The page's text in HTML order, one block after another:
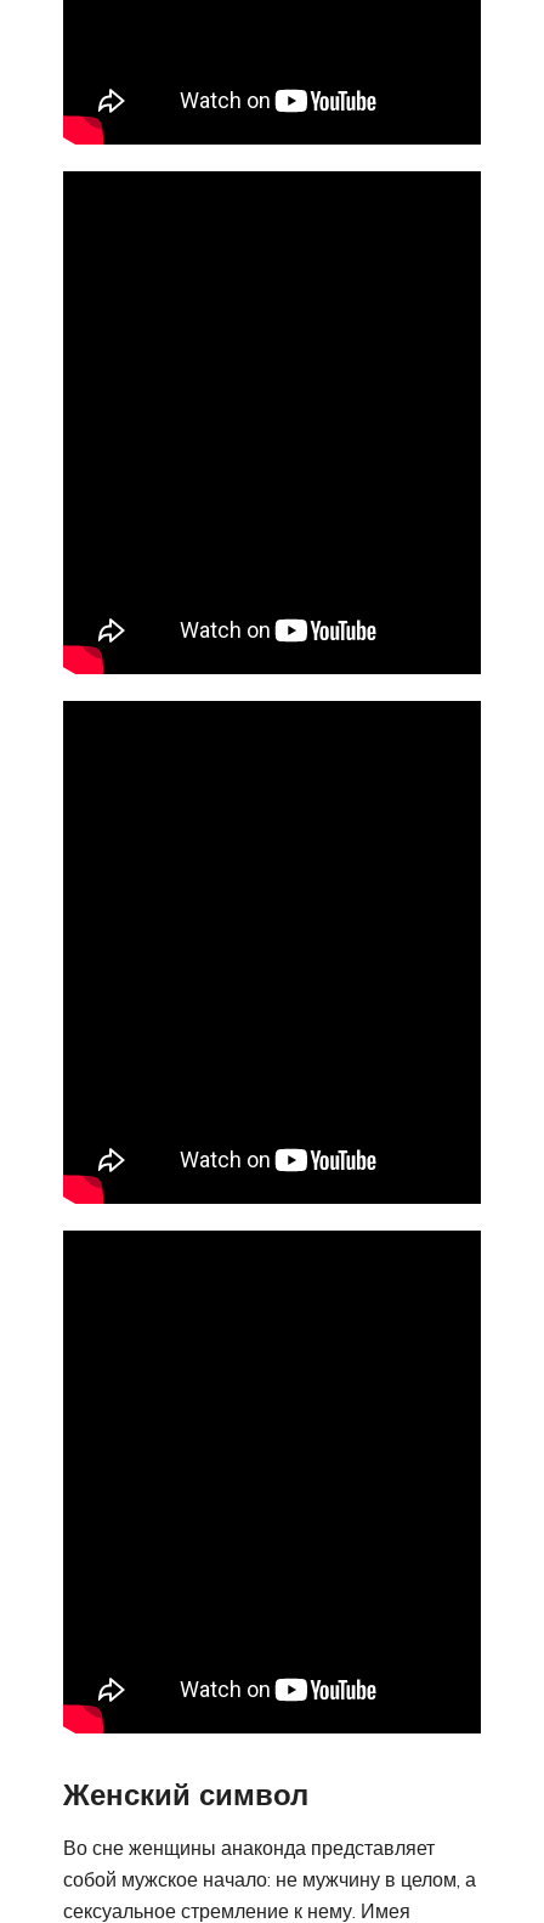
Женский символ
Во сне женщины анаконда представляет
собой мужское начало: не мужчину в целом, а
сексуальное стремление к нему. Имея